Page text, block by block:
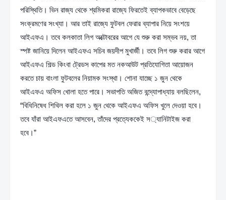
পরিস্থিতি। ভিন রাজ্য থেকে শ্রমিকরা রাজ্যে ফিরতেই ব্যাপকভাবে বেড়েছে
সংক্রমণের সংখ্যা। আর তাই রাজ্যে ফুটবল ফেরার ব্যাপার নিয়ে সংশয়ে
আইএফএ। তবে কলকাতা লিগ অক্টোবরের আগে যে শুরু করা সম্ভব নয়, তা
স্পষ্ট জানিয়ে দিলেন আইএফএ সচিব জয়দীপ মুখার্জী। তবে লিগ শুরু করার আগে
আইএফএ শিল্ড কিংবা ট্রেডস কাপের মত নকআউট প্রতিযোগিতা আয়োজন
করতে চায় বাংলা ফুটবলের নিয়ামক সংস্থা। শোনা যাচ্ছে ১ জুন থেকে
আইএফএ অফিস খোলা হতে পারে। সভাপতি অজিত বন্দ্যোপাধ্যায় বলছিলেন,
“বিধিনিষেধ শিথিল করা হলে ১ জুন থেকে আইএফএ অফিস খুলে দেওয়া হবে।
তবে যাঁরা আইএফএতে আসবেন, তাঁদের প্রত্যেককেই স‌্যানিটাইজ করা
হবে।”